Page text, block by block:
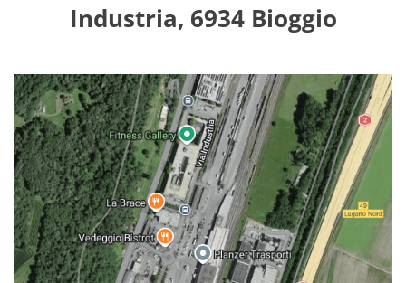
Industria, 6934 Bioggio